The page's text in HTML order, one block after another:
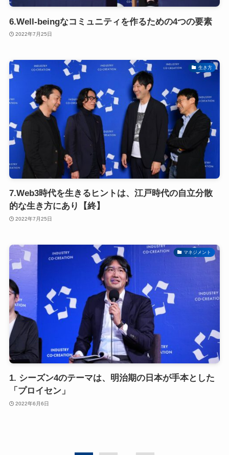
6.Well-beingなコミュニティを作るための4つの要素
2022年7月25日
生き方
7.Web3時代を生きるヒントは、江戸時代の自立分散
的な生き方にあり【終】
2022年7月25日
マネジメント
1. シーズン4のテーマは、明治期の日本が手本とした
「プロイセン」
2022年6月6日